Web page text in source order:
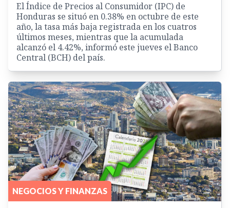
El Índice de Precios al Consumidor (IPC) de
Honduras se situó en 0.38% en octubre de este
año, la tasa más baja registrada en los cuatros
últimos meses, mientras que la acumulada
alcanzó el 4.42%, informó este jueves el Banco
Central (BCH) del país.
NEGOCIOS Y FINANZAS